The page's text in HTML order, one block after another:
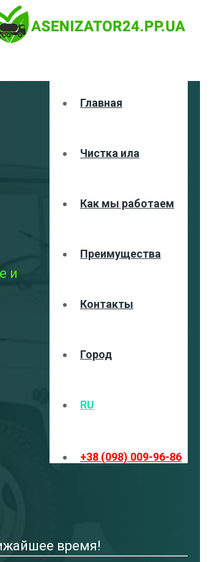
Главная
Чистка ила
Как мы работаем
Преимущества
Контакты
Город
RU
+38 (098) 009-96-86
и
время!